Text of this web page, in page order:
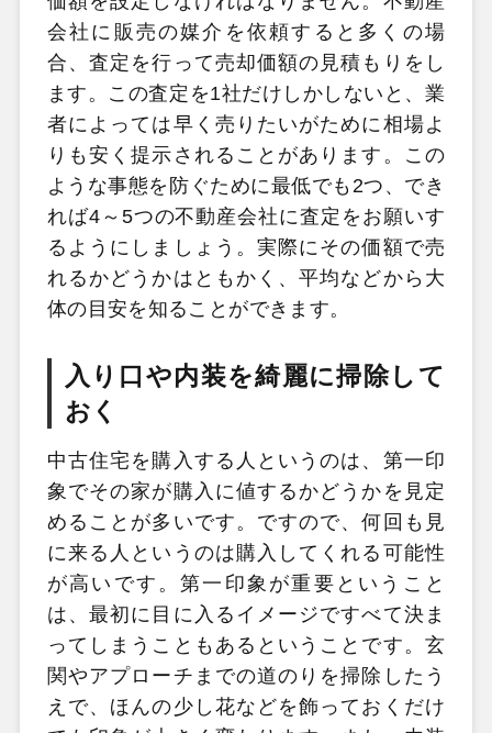
会社に販売の媒介を依頼すると多くの場
合、査定を行って売却価額の見積もりをし
ます。この査定を1社だけしかしないと、業
者によっては早く売りたいがために相場よ
りも安く提示されることがあります。この
ような事態を防ぐために最低でも2つ、でき
れば4～5つの不動産会社に査定をお願いす
るようにしましょう。実際にその価額で売
れるかどうかはともかく、平均などから大
体の目安を知ることができます。
入り口や内装を綺麗に掃除して
おく
中古住宅を購入する人というのは、第一印
象でその家が購入に値するかどうかを見定
めることが多いです。ですので、何回も見
に来る人というのは購入してくれる可能性
が高いです。第一印象が重要ということ
は、最初に目に入るイメージですべて決ま
ってしまうこともあるということです。玄
関やアプローチまでの道のりを掃除したう
えで、ほんの少し花などを飾っておくだけ